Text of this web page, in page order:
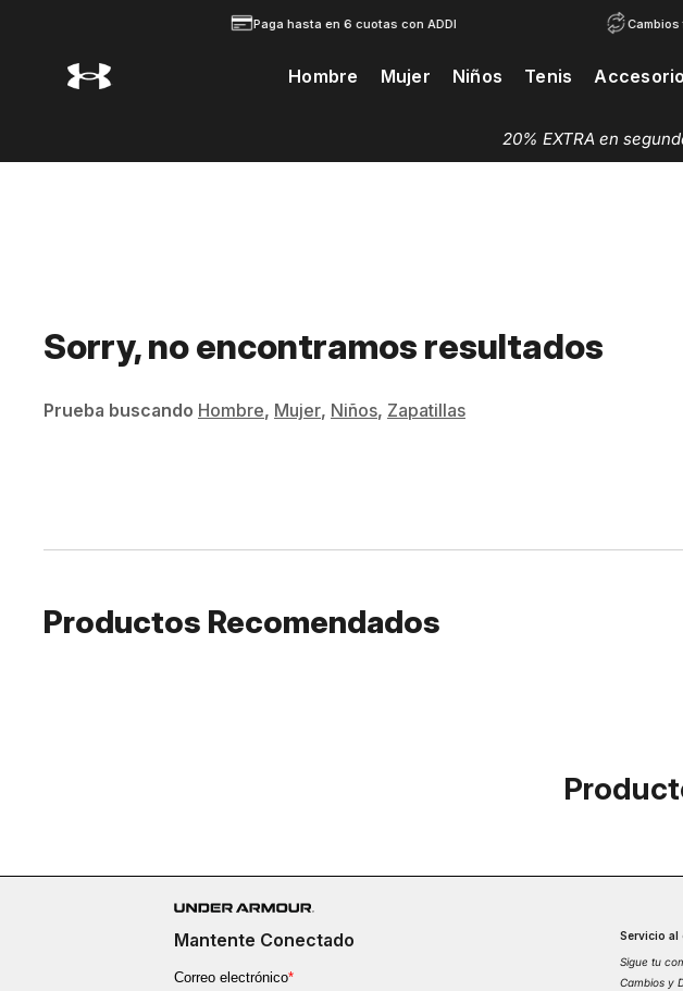
Paga hasta en 6 cuotas con ADDI
Hombre Mujer Niños Tenis
20% EXTRA en
Sorry, no encontramos resultados
Prueba buscando Hombre, Mujer, Niños, Zapatillas
Productos Recomendados
Mantente Conectado
Servicio al
Sigue tu
Cambios y